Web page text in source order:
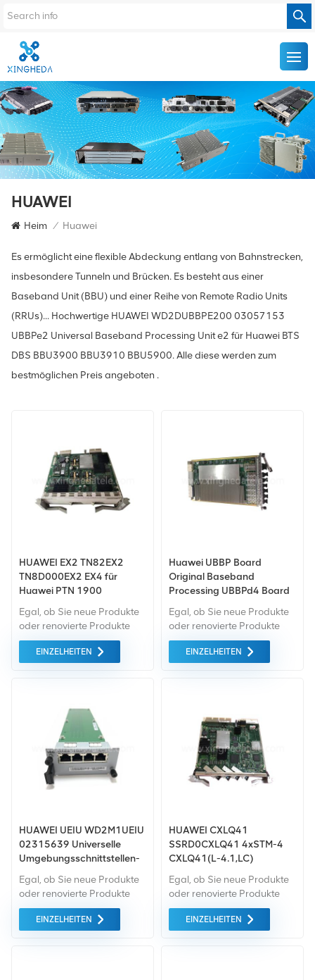
HUAWEI
Heim / Huawei
Es ermöglicht eine flexible Abdeckung entlang von Bahnstrecken,
insbesondere Tunneln und Brücken. Es besteht aus einer
Baseband Unit (BBU) und einer Reihe von Remote Radio Units
(RRUs)... Hochwertige HUAWEI WD2DUBBPE200 03057153
UBBPe2 Universal Baseband Processing Unit e2 für Huawei BTS
DBS BBU3900 BBU3910 BBU5900. Alle diese werden zum
bestmöglichen Preis angeboten .
HUAWEI EX2 TN82EX2
TN8D000EX2 EX4 für
Huawei PTN 1900
PTN3900
Egal, ob Sie neue Produkte
oder renovierte Produkte
benötigen, wir kümmern uns
um alles Garantie als
Green-Market-Geräte der
wird zum bestmöglichen
Preis angeboten.
EINZELHEITEN
Huawei UBBP Board
Original Baseband
Processing UBBPd4 Board
Egal, ob Sie neue Produkte
oder renovierte Produkte
benötigen, wir kümmern uns
um alles Garantie als
Green-Market-Geräte der
Preis angeboten.
EINZELHEITEN
HUAWEI UEIU WD2M1UEIU
02315639 Universelle
Umgebungsschnittstellen-
BBU3910 BBU5900
Egal, ob Sie neue Produkte
oder renovierte Produkte
benötigen, wir kümmern uns
um alles Garantie als
Green-Market-Geräte der
EINZELHEITEN
HUAWEI CXLQ41
SSRD0CXLQ41 4xSTM-4
CXLQ41(L-4.1,LC)
Egal, ob Sie neue Produkte
oder renovierte Produkte
benötigen, wir kümmern uns
um alles Garantie als
Green-Market-Geräte der
EINZELHEITEN